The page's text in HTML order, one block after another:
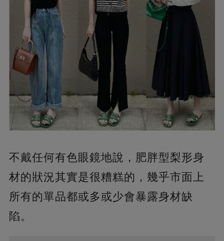
不戴任何有色眼鏡地說，肥胖型梨形身
材的狀況其實是很糟糕的，幾乎市面上
所有的單品都或多或少會暴露身材缺
陷。